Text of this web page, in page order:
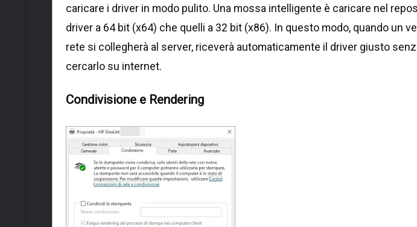
caricare i driver in modo pulito. Una mossa intelligente è caricare nel
driver a 64 bit (x64) che quelli a 32 bit (x86). In questo modo, quando un
rete si collegherà al server, riceverà automaticamente il driver giusto
cercarlo su internet.
Condivisione e Rendering